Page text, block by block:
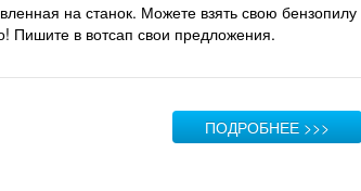
на станок. Можете взять свою бензопилу
Пишите в вотсап свои предложения.
ПОДРОБНЕЕ >>>